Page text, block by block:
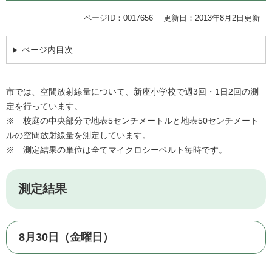
ページID：0017656 更新日：2013年8月2日更新
ページ内目次
市では、空間放射線量について、新座小学校で週3回・1日2回の測
定を行っています。
※ 校庭の中央部分で地表5センチメートルと地表50センチメート
ルの空間放射線量を測定しています。
※ 測定結果の単位は全てマイクロシーベルト毎時です。
測定結果
8月30日（金曜日）